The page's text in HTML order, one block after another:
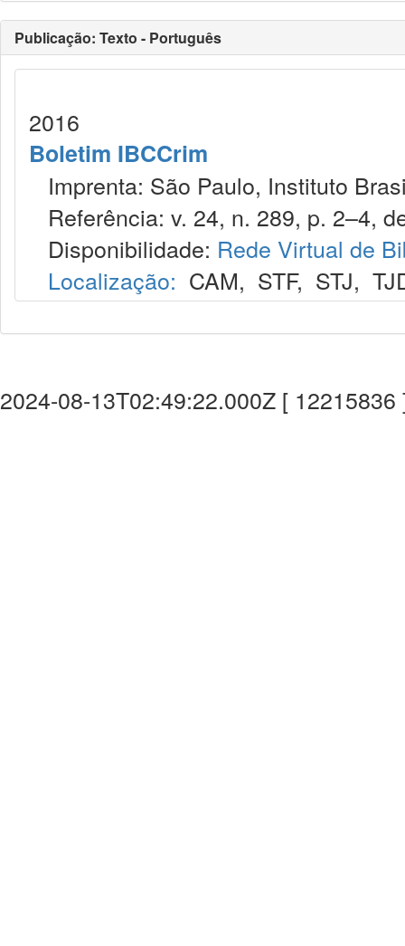
Publicação: Texto - Português
2016
Boletim IBCCrim
Imprenta: São Paulo, Instituto
Referência: v. 24, n. 289, p. 2–4,
Disponibilidade: Rede Virtual de
Localização: CAM, STF, STJ,
2024-08-13T02:49:22.000Z [ 12215836